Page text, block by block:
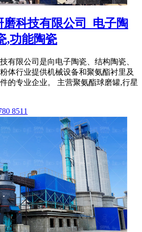
磨科技有限公司_电子陶
,功能陶瓷
有限公司是向电子陶瓷、结构陶瓷、
体行业提供机械设备和聚氨酯衬里及
的专业企业。 主营聚氨酯球磨罐,行星
8511